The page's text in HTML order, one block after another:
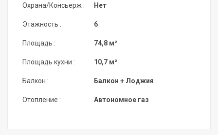
Охрана/Консьерж :
Этажность :
Площадь :
Площадь кухни :
Балкон :
Отопление :
Нет
6
74,8 м²
10,7 м²
Балкон + Лоджия
Автономное газ